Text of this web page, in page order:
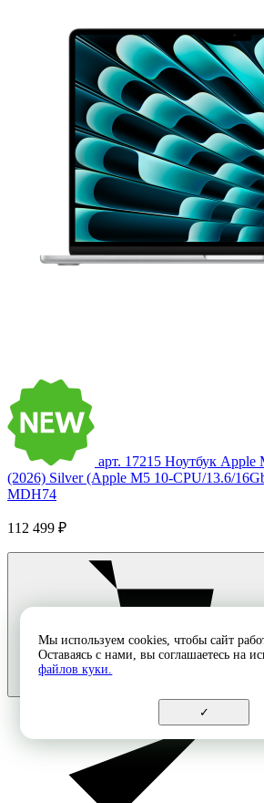
арт. 17215 Ноутбук Apple
(2026) Silver (Apple M5 10-CPU/13.6/
MDH74
112 499 ₽
Мы используем cookies, чтобы сайт
Оставаясь с нами, вы соглашаетесь на
файлов куки.
✓